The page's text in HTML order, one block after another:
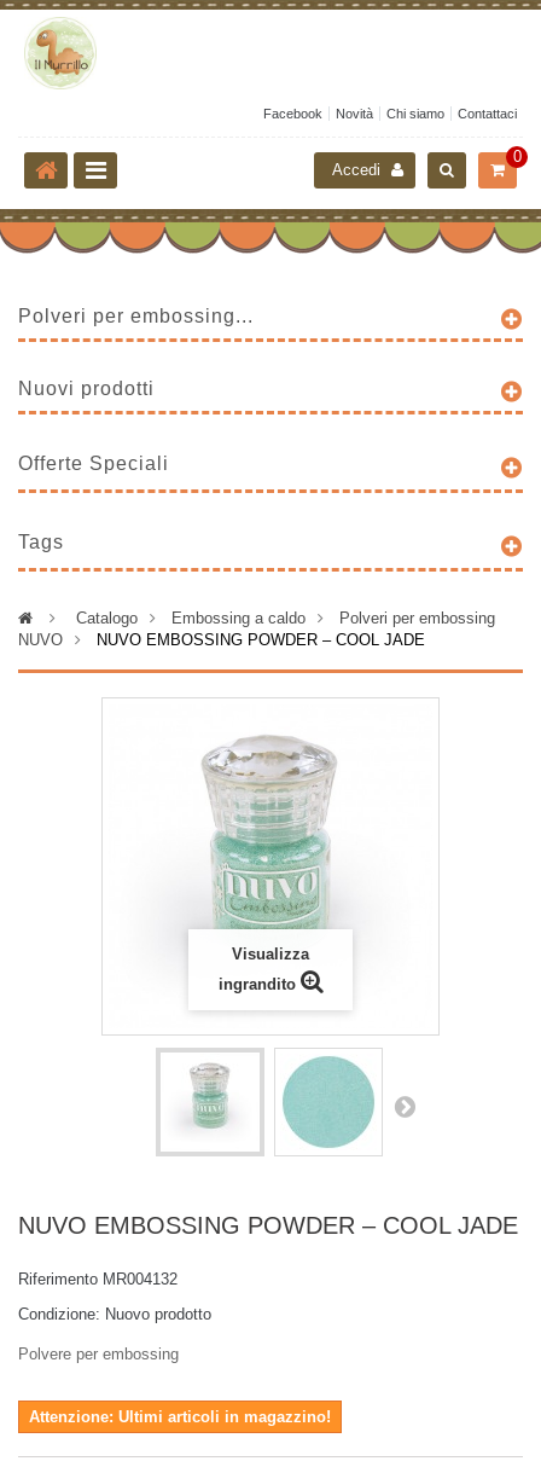
Facebook Novità Chi siamo Contattaci
0
Accedi
Polveri per embossing...
Nuovi prodotti
Offerte Speciali
Tags
> Catalogo > Embossing a caldo >
Polveri per embossing
NUVO
> NUVO EMBOSSING POWDER – COOL JADE
Visualizza
ingrandito
NUVO EMBOSSING POWDER – COOL JADE
Riferimento MR004132
Condizione: Nuovo prodotto
Polvere per embossing
Attenzione: Ultimi articoli in magazzino!